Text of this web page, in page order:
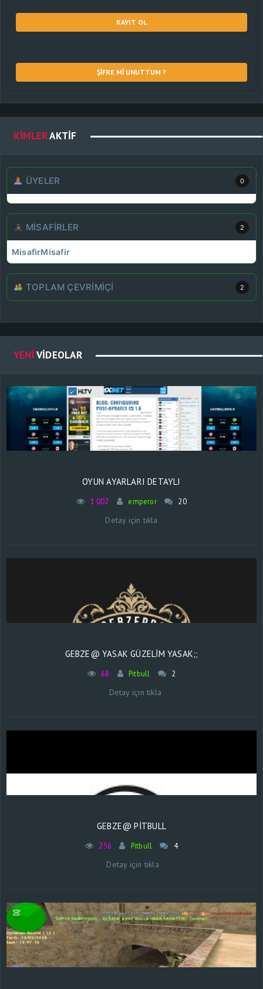
KAYIT OL
ŞIFRE MI UNUTTUM ?
KIMLERAKTIF
ÜYELER 0
MISAFIRLER 2
MisafirMisafir
TOPLAM ÇEVRIMIÇI 2
YENIVIDEOLAR
OYUN AYARLARI DETAYLI
1 002 emperor 20
Detay için tıkla
GEBZE@ YASAK GÜZELIM YASAK;;
68 Pitbull 2
Detay için tıkla
GEBZE@ PİTBULL
256 Pitbull 4
Detay için tıkla